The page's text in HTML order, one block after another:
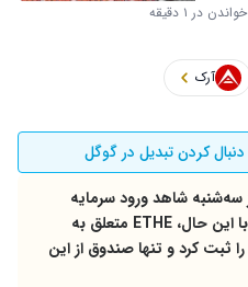
خواندن در ۱ دقیقه
آرک
کردن تبدیل در گوگل
سه‌شنبه شاهد ورود سرمایه
ETHE متعلق به
کرد و تنها صندوق از این